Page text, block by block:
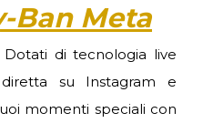
Ban Meta
Dotati di tecnologia live
su Instagram e
momenti speciali con